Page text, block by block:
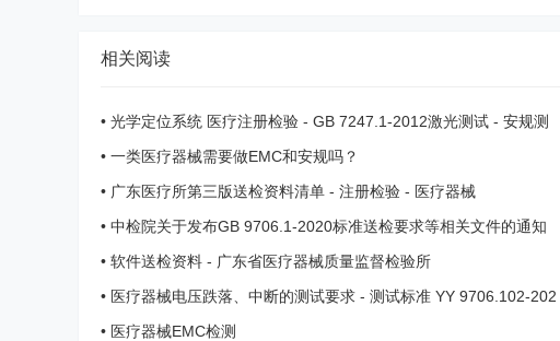
相关阅读
• 光学定位系统 医疗注册检验 - GB 7247.1-2012激光测试 - 安规测
试 - 电磁兼容测试 ...
• 一类医疗器械需要做EMC和安规吗？
• 广东医疗所第三版送检资料清单 - 注册检验 - 医疗器械
• 中检院关于发布GB 9706.1-2020标准送检要求等相关文件的通知
• 软件送检资料 - 广东省医疗器械质量监督检验所
• 医疗器械电压跌落、中断的测试要求 - 测试标准 YY 9706.102-202
1
• 医疗器械EMC检测